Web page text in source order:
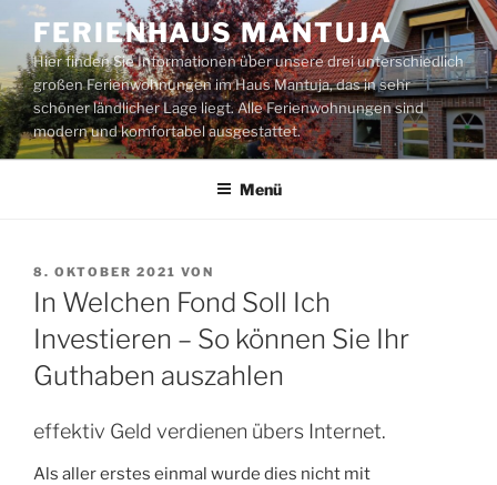
Zum
Inhalt
springen
FERIENHAUS MANTUJA
Hier finden Sie Informationen über unsere drei unterschiedlich
großen Ferienwohnungen im Haus Mantuja, das in sehr
schöner ländlicher Lage liegt. Alle Ferienwohnungen sind
modern und komfortabel ausgestattet.
Menü
VERÖFFENTLICHT
AM
8. OKTOBER 2021 VON
In Welchen Fond Soll Ich
Investieren – So können Sie Ihr
Guthaben auszahlen
effektiv Geld verdienen übers Internet.
Als aller erstes einmal wurde dies nicht mit